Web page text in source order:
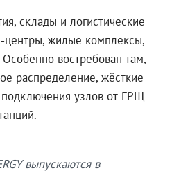
склады и логистические
центры, жилые комплексы,
востребован там,
распределение, жёсткие
узлов от ГРЩ
выпускаются в